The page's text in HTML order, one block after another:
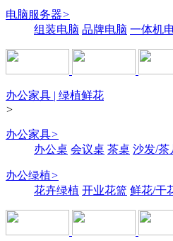
电脑服务器>
组装电脑 品牌电脑 一体机
办公家具 | 绿植鲜花
>
办公家具>
办公桌 会议桌 茶桌 沙发/茶
办公绿植>
花卉绿植 开业花篮 鲜花/干